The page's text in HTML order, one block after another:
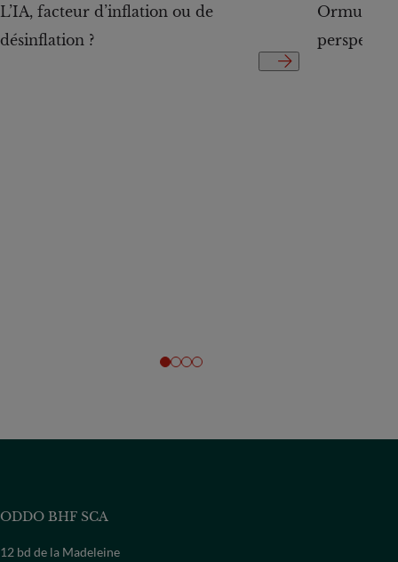
L’IA, facteur d’inflation ou de
désinflation ?
Ormuz
ODDO BHF SCA
12 bd de la Madeleine